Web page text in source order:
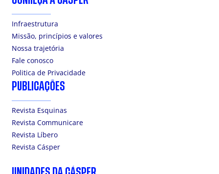
Infraestrutura
Missão, princípios e valores
Nossa trajetória
Fale conosco
Politica de Privacidade
PUBLICAÇÕES
Revista Esquinas
Revista Communicare
Revista Líbero
Revista Cásper